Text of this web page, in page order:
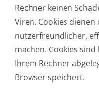
Rechner keinen
Viren. Cookies
nutzerfreundlicher,
machen. Cookies
Ihrem Rechner
Browser speichert.